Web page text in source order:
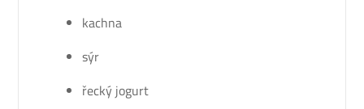
kachna
sýr
řecký jogurt